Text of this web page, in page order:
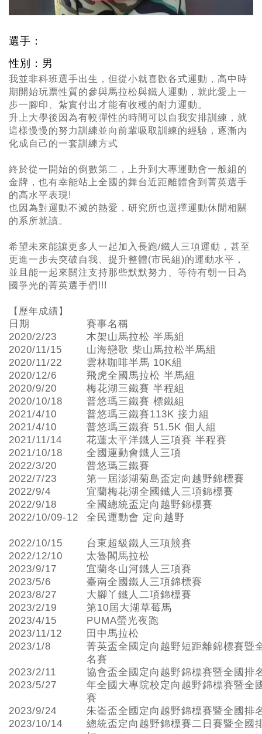
選手：
性別：男
我並非科班選手出生，但從小就喜歡各式運動，高中時
期開始玩票性質的參與馬拉松與鐵人運動，就此愛上一
步一腳印、紮實付出才能有收穫的耐力運動。
升上大學後因為有較彈性的時間可以自我安排訓練，就
這樣慢慢的努力訓練並向前輩吸取訓練的經驗，逐漸內
化成自己的一套訓練方式
終於從一開始的倒數第二，上升到大專運動會一般組的
金牌，也有幸能站上全國的舞台近距離體會到菁英選手
的高水平表現!
也因為對運動不滅的熱愛，研究所也選擇運動休閒相關
的系所就讀。
希望未來能讓更多人一起加入長跑/鐵人三項運動，甚至
更進一步去突破自我、提升整體(市民組)的運動水平，
並且能一起來關注支持那些默默努力、等待有朝一日為
國爭光的菁英選手們!!!
【歷年成績】
日期
賽事名稱
2020/2/23
木架山馬拉松 半馬組
2020/11/15
山海戀歌 柴山馬拉松半馬組
2020/11/22
雲林咖啡半馬 10K組
2020/12/6
飛虎全國馬拉松 半馬組
2020/9/20
梅花湖三鐵賽 半程組
2020/10/18
普悠瑪三鐵賽 標鐵組
2021/4/10
普悠瑪三鐵賽113K 接力組
2021/4/10
普悠瑪三鐵賽 51.5K 個人組
2021/11/14
花蓮太平洋鐵人三項賽 半程賽
2021/10/18
全國運動會鐵人三項
2022/3/20
普悠瑪三鐵賽
2022/7/23
第一屆澎湖菊島盃定向越野錦標賽
2022/9/4
宜蘭梅花湖全國鐵人三項錦標賽
2022/9/18
全國總統盃定向越野錦標賽
2022/10/09-12
全民運動會 定向越野
2022/10/15
台東超級鐵人三項競賽
2022/12/10
太魯閣馬拉松
2023/9/17
宜蘭冬山河鐵人三項賽
2023/5/6
臺南全國鐵人三項錦標賽
2023/8/27
大腳丫鐵人二項錦標賽
2023/2/19
第10屆大湖草莓馬
2023/4/15
PUMA螢光夜跑
2023/11/12
田中馬拉松
2023/1/8
菁英盃全國定向越野短距離錦標賽暨
名賽
2023/2/11
協會盃全國定向越野錦標賽暨全國排
2023/5/27
年全國大專院校定向越野錦標賽暨全
賽
2023/9/24
朱崙盃全國定向越野錦標賽暨全國排
2023/10/14
總統盃定向越野錦標賽二日賽暨全國